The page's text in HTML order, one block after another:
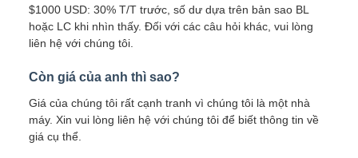
$1000 USD: 30% T/T trước, số dư dựa trên bản sao BL
hoặc LC khi nhìn thấy. Đối với các câu hỏi khác, vui lòng
liên hệ với chúng tôi.
Còn giá của anh thì sao?
Giá của chúng tôi rất cạnh tranh vì chúng tôi là một nhà
máy. Xin vui lòng liên hệ với chúng tôi để biết thông tin về
giá cụ thể.